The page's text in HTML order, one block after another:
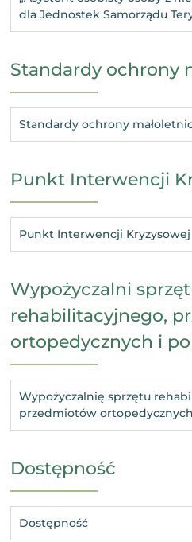
dla Jednostek Samorządu
Standardy ochrony
Standardy ochrony
Punkt Interwencji
Punkt Interwencji Kryzysowej
Wypożyczalni
rehabilitacyjnego,
ortopedycznych i
Wypożyczalnię sprzętu
przedmiotów
Dostępność
Dostępność